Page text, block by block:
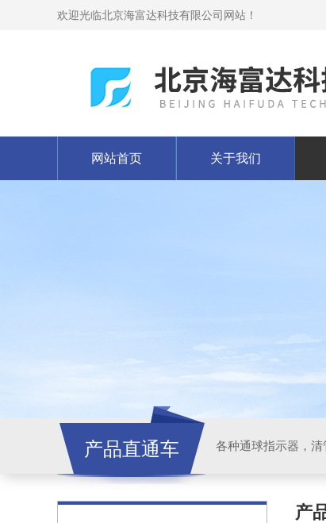
欢迎光临北京海富达科技有限公司网站！
网站首页 关于我们
产品直通车 各种通球指示器，
产